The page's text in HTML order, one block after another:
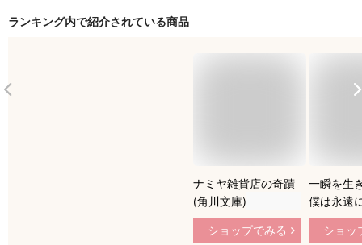
ランキング内で紹介されている商品
ナミヤ雑貨店の奇蹟
(角川文庫)
ショップでみる
一瞬を生
僕は永遠
い。 (ス
文庫)ショッ